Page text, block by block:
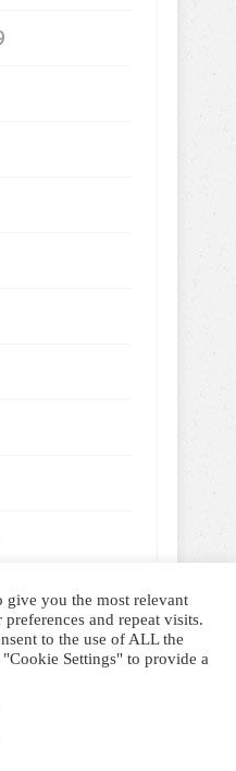
give you the most relevant
and repeat visits.
to the use of ALL the
Settings" to provide a